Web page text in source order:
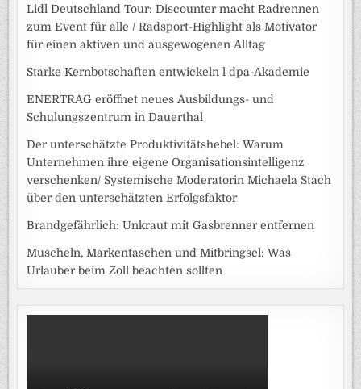
Lidl Deutschland Tour: Discounter macht Radrennen
zum Event für alle / Radsport-Highlight als Motivator
für einen aktiven und ausgewogenen Alltag
Starke Kernbotschaften entwickeln l dpa-Akademie
ENERTRAG eröffnet neues Ausbildungs- und
Schulungszentrum in Dauerthal
Der unterschätzte Produktivitätshebel: Warum
Unternehmen ihre eigene Organisationsintelligenz
verschenken/ Systemische Moderatorin Michaela Stach
über den unterschätzten Erfolgsfaktor
Brandgefährlich: Unkraut mit Gasbrenner entfernen
Muscheln, Markentaschen und Mitbringsel: Was
Urlauber beim Zoll beachten sollten